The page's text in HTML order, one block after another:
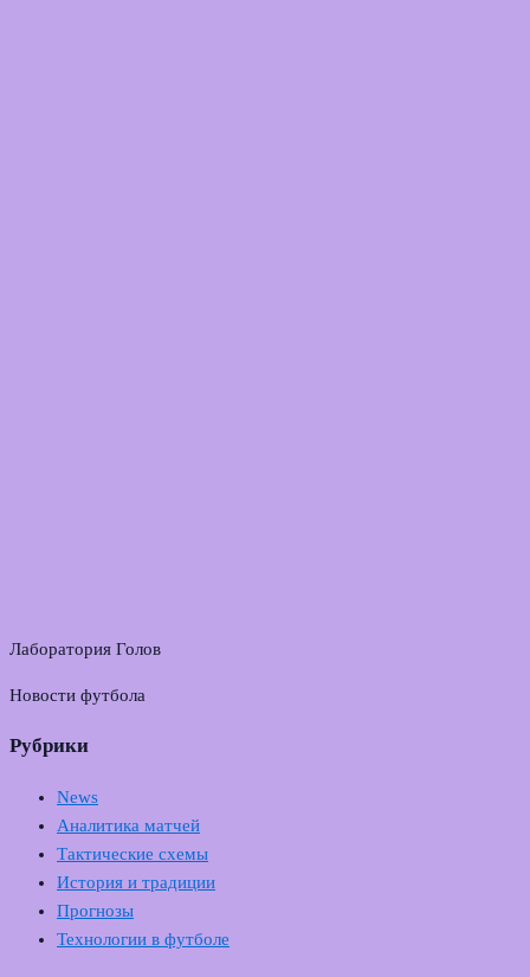
Лаборатория Голов
Новости футбола
Рубрики
News
Аналитика матчей
Тактические схемы
История и традиции
Прогнозы
Технологии в футболе